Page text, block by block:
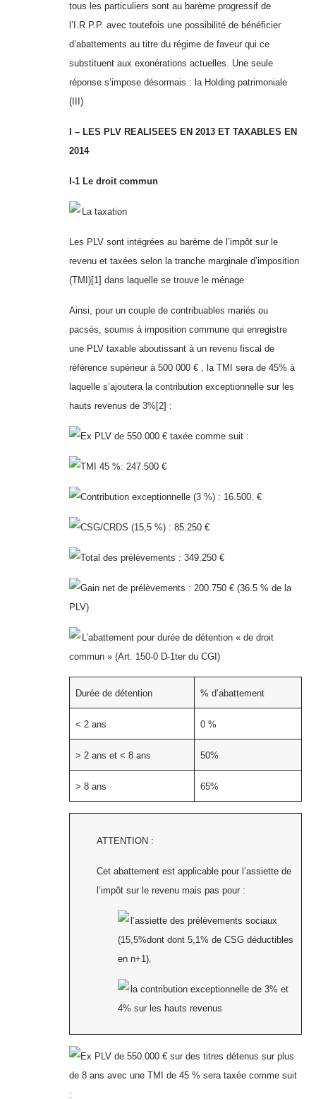
tous les particuliers sont au barème progressif de
l’I.R.P.P. avec toutefois une possibilité de bénéficier
d’abattements au titre du régime de faveur qui ce
substituent aux exonérations actuelles. Une seule
réponse s’impose désormais : la Holding patrimoniale
(III)
I – LES PLV REALISEES EN 2013 ET TAXABLES EN
2014
I-1 Le droit commun
La taxation
Les PLV sont intégrées au barème de l’impôt sur le
revenu et taxées selon la tranche marginale d’imposition
(TMI)[1] dans laquelle se trouve le ménage
Ainsi, pour un couple de contribuables mariés ou
pacsés, soumis à imposition commune qui enregistre
une PLV taxable aboutissant à un revenu fiscal de
référence supérieur à 500 000 € , la TMI sera de 45% à
laquelle s’ajoutera la contribution exceptionnelle sur les
hauts revenus de 3%[2] :
Ex PLV de 550.000 € taxée comme suit :
TMI 45 %: 247.500 €
Contribution exceptionnelle (3 %) : 16.500. €
CSG/CRDS (15,5 %) : 85.250 €
Total des prélèvements : 349.250 €
Gain net de prélèvements : 200.750 € (36.5 % de la
PLV)
L’abattement pour durée de détention « de droit
commun » (Art. 150-0 D-1ter du CGI)
Durée de détention % d’abattement
< 2 ans 0 %
> 2 ans et < 8 ans 50%
> 8 ans 65%
ATTENTION :
Cet abattement est applicable pour l’assiette de
l’impôt sur le revenu mais pas pour :
l’assiette des prélèvements sociaux
(15,5%dont dont 5,1% de CSG déductibles
en n+1).
la contribution exceptionnelle de 3% et
4% sur les hauts revenus
Ex PLV de 550.000 € sur des titres détenus sur plus
de 8 ans avec une TMI de 45 % sera taxée comme suit
: